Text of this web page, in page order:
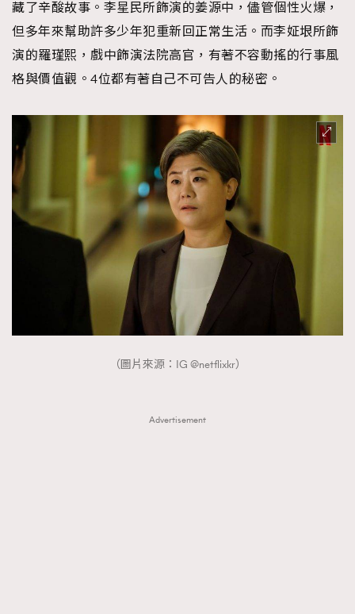
藏了辛酸故事。李星民所飾演的姜源中，儘管個性火爆，
但多年來幫助許多少年犯重新回正常生活。而李姃垠所飾
演的羅瑾熙，戲中飾演法院高官，有著不容動搖的行事風
格與價值觀。4位都有著自己不可告人的秘密。
（圖片來源：IG @netflixkr）
Advertisement